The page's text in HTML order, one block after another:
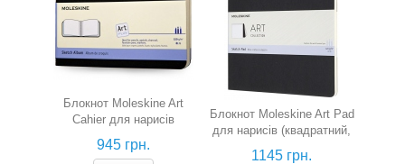
Блокнот Moleskine Art
Cahier для нарисів
(середній, чорний)
945 грн.
Блокнот Moleskine Art Pad
для нарисів (квадратний,
чорний)
1145 грн.